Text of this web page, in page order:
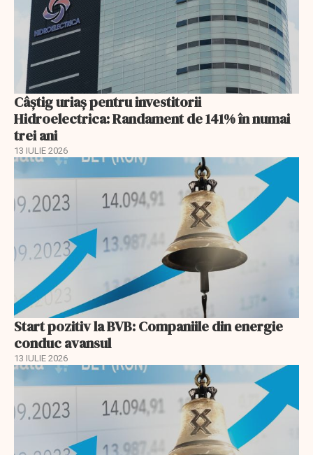
Câștig uriaș pentru investitorii
Hidroelectrica: Randament de 141% în numai
trei ani
13 IULIE 2026
Start pozitiv la BVB: Companiile din energie
conduc avansul
13 IULIE 2026